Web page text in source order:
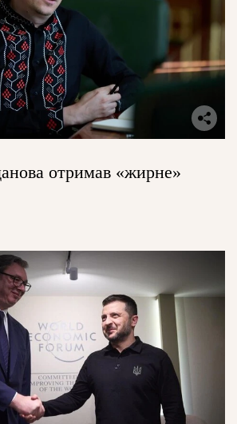
отримав «жирне»